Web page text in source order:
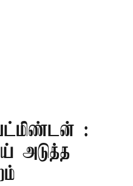
:
அடுத்த